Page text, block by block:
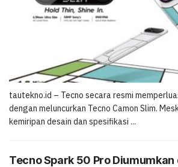
tautekno.id – Tecno secara resmi
dengan meluncurkan Tecno Camon Slim.
kemiripan desain dan spesifikasi ...
Tecno Spark 50 Pro Diumumkan